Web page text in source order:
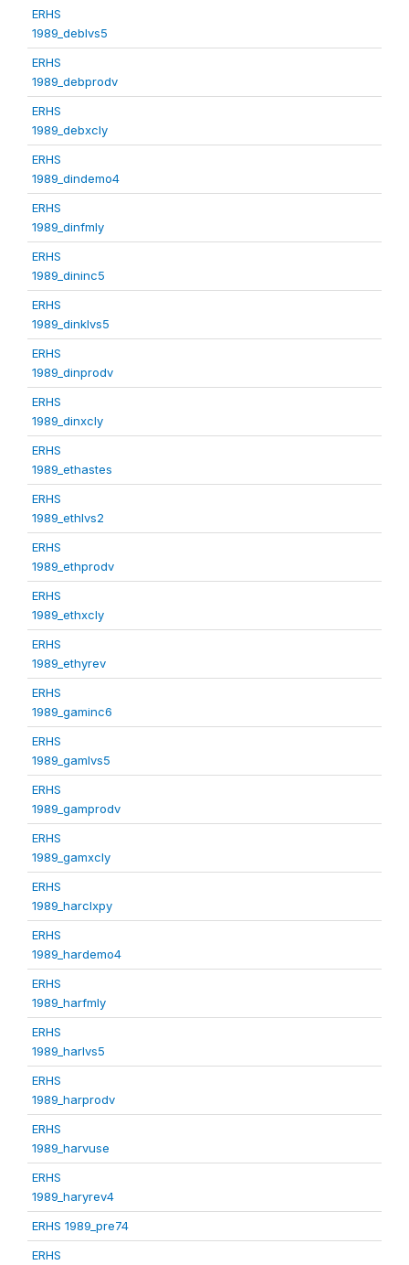
ERHS
1989_deblvs5
ERHS
1989_debprodv
ERHS
1989_debxcly
ERHS
1989_dindemo4
ERHS
1989_dinfmly
ERHS
1989_dininc5
ERHS
1989_dinklvs5
ERHS
1989_dinprodv
ERHS
1989_dinxcly
ERHS
1989_ethastes
ERHS
1989_ethlvs2
ERHS
1989_ethprodv
ERHS
1989_ethxcly
ERHS
1989_ethyrev
ERHS
1989_gaminc6
ERHS
1989_gamlvs5
ERHS
1989_gamprodv
ERHS
1989_gamxcly
ERHS
1989_harclxpy
ERHS
1989_hardemo4
ERHS
1989_harfmly
ERHS
1989_harlvs5
ERHS
1989_harprodv
ERHS
1989_harvuse
ERHS
1989_haryrev4
ERHS 1989_pre74
ERHS